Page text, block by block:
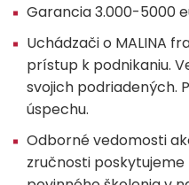
Garancia 3.000-5000
Uchádzači o MALINA
prístup k podnikaniu.
svojich podriadených.
úspechu.
Odborné vedomosti
zručnosti